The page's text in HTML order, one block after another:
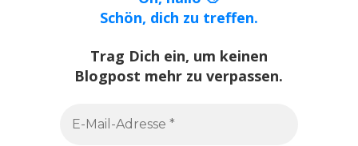
Schön, dich zu treffen.
Trag Dich ein, um keinen
Blogpost mehr zu verpassen.